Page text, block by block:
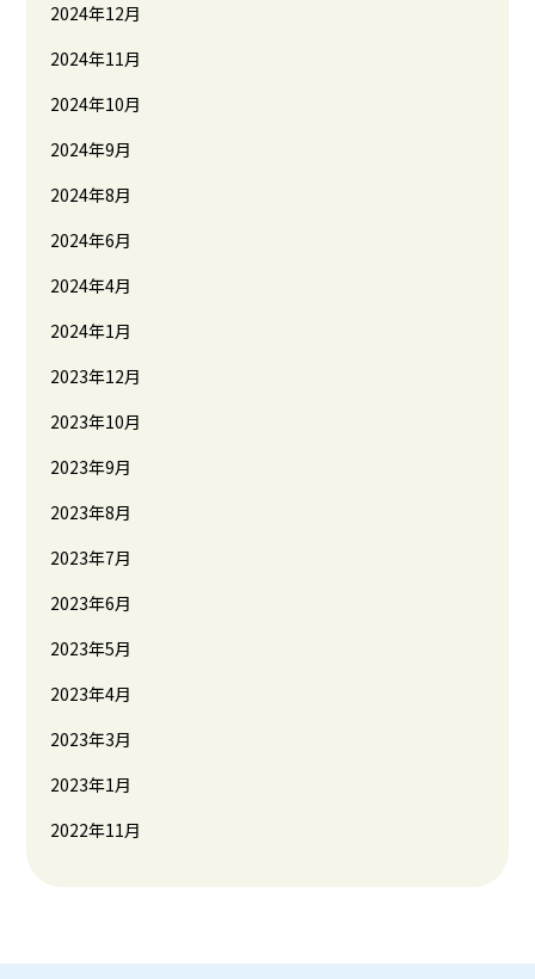
2024年12月
2024年11月
2024年10月
2024年9月
2024年8月
2024年6月
2024年4月
2024年1月
2023年12月
2023年10月
2023年9月
2023年8月
2023年7月
2023年6月
2023年5月
2023年4月
2023年3月
2023年1月
2022年11月